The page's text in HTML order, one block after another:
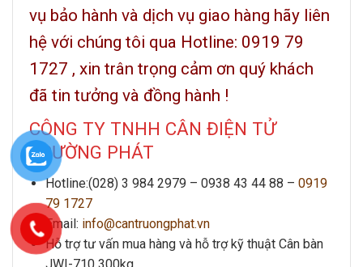
vụ bảo hành và dịch vụ giao hàng hãy liên
hệ với chúng tôi qua Hotline: 0919 79
1727 , xin trân trọng cảm ơn quý khách
đã tin tưởng và đồng hành !
CÔNG TY TNHH CÂN ĐIỆN TỬ
TRƯỜNG PHÁT
Hotline:(028) 3 984 2979 – 0938 43 44 88 – 0919
79 1727
Email: info@cantruongphat.vn
Hỗ trợ tư vấn mua hàng và hỗ trợ kỹ thuật Cân bàn